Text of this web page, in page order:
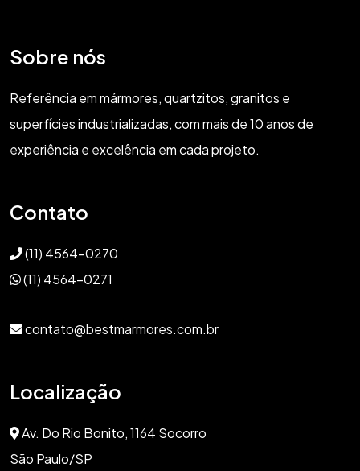
Sobre nós
Referência em mármores, quartzitos, granitos e
superfícies industrializadas, com mais de 10 anos de
experiência e excelência em cada projeto.
Contato
(11) 4564-0270
(11) 4564-0271
contato@bestmarmores.com.br
Localização
Av. Do Rio Bonito, 1164 Socorro
São Paulo/SP